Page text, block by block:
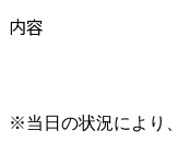
内容
※当日の状況により